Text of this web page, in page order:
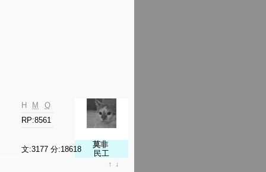
莫非
民工
H M
Q
RP:8561
文:3177 分:18618
↑ ↓